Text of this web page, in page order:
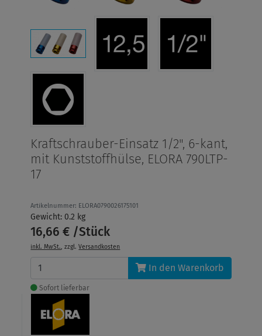
Kraftschrauber-Einsatz 1/2", 6-kant,
mit Kunststoffhülse, ELORA 790LTP-
17
Artikelnummer: ELORA0790026175101
Gewicht: 0.2 kg
16,66 € /Stück
inkl. MwSt., zzgl.Versandkosten
In den Warenkorb
Sofort lieferbar